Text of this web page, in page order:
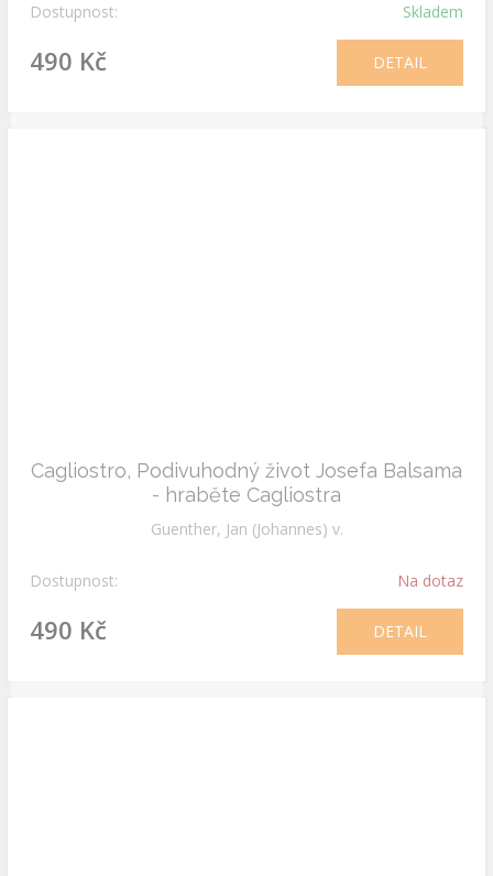
Dostupnost: Skladem
490 Kč DETAIL
Cagliostro, Podivuhodný život Josefa Balsama
- hraběte Cagliostra
Guenther, Jan (Johannes) v.
Dostupnost: Na dotaz
490 Kč DETAIL